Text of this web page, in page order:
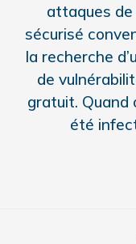
attaques de
sécurisé
la recherche
de
gratuit. Quand
été